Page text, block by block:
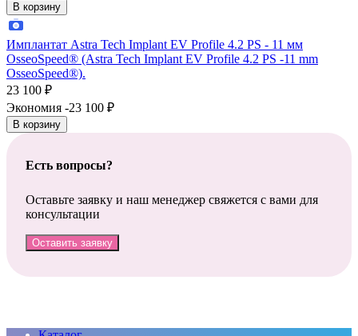
В корзину
Имплантат Astra Tech Implant EV Profile 4.2 PS - 11 мм
OsseoSpeed® (Astra Tech Implant EV Profile 4.2 PS -11 mm
OsseoSpeed®).
23 100 ₽
Экономия -23 100 ₽
В корзину
Есть вопросы?
Оставьте заявку и наш менеджер свяжется с вами для
консультации
Оставить заявку